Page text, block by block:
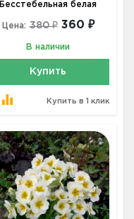
Бесстебельная белая
Цена: 380 ₽ 360 ₽
В наличии
Купить
Купить в 1 клик